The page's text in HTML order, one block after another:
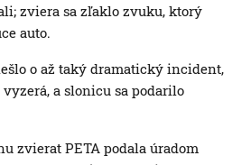
zviera sa zľaklo zvuku, ktorý
auto.
o až taký dramatický incident,
a slonicu sa podarilo
zvierat PETA podala úradom